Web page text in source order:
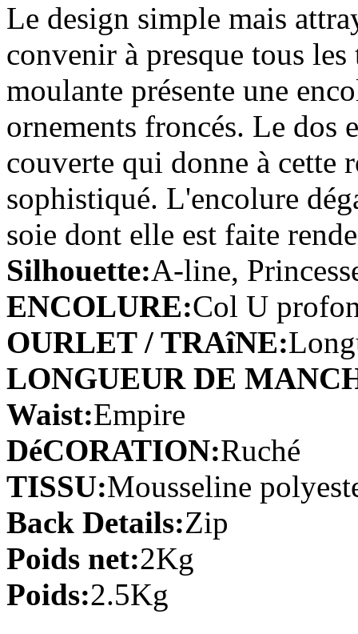
€215.27
Mode de bal Sans bretelles ...
€203.31
Trapèze Mousseline polyest...
Trapèze Taffetas Traîne m...
€165.59
Robe de bal Col en cœur Tr...
€183.99
€186.75
Sirène/ Trumpet Satin Sans...
€174.79
Trapèze Mousseline polyest...
€82.79
Robe de bal Épaule dégag�...
€210.67
Robe de bal Col en cœur De...
€193.19
Le design simple mais
convenir à presque tous
moulante présente une
ornements froncés. Le dos
couverte qui donne à cette
sophistiqué. L'encolure
soie dont elle est faite
Silhouette:A-line,
ENCOLURE:Col U
OURLET / TRAîNE:
LONGUEUR DE
Waist:Empire
DéCORATION:Ruché
TISSU:Mousseline
Back Details:Zip
Poids net:2Kg
Poids:2.5Kg